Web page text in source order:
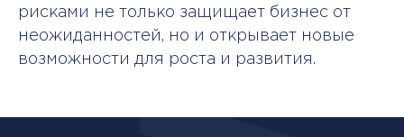
рисками не только защищает бизнес от
неожиданностей, но и открывает новые
возможности для роста и развития.